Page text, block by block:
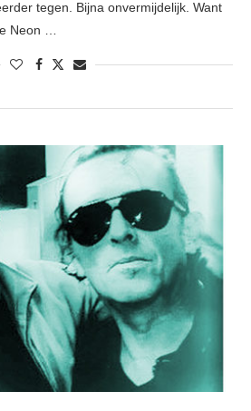
tegen. Bijna onvermijdelijk. Want
Neon …